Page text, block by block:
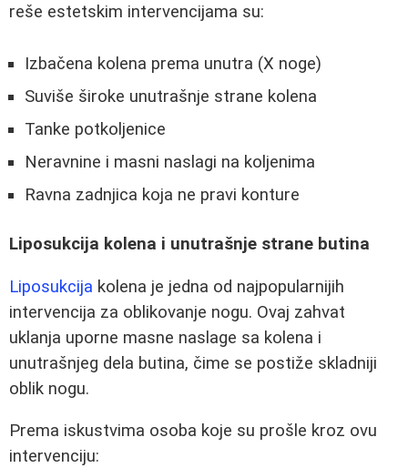
reše estetskim intervencijama su:
Izbačena kolena prema unutra (X noge)
Suviše široke unutrašnje strane kolena
Tanke potkoljenice
Neravnine i masni naslagi na koljenima
Ravna zadnjica koja ne pravi konture
Liposukcija kolena i unutrašnje strane butina
Liposukcija kolena je jedna od najpopularnijih
intervencija za oblikovanje nogu. Ovaj zahvat
uklanja uporne masne naslage sa kolena i
unutrašnjeg dela butina, čime se postiže skladniji
oblik nogu.
Prema iskustvima osoba koje su prošle kroz ovu
intervenciju: